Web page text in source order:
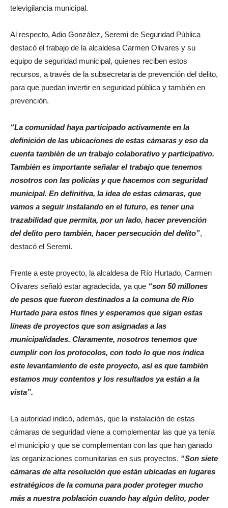
televigilancia municipal.
Al respecto, Adio González, Seremi de Seguridad Pública
destacó el trabajo de la alcaldesa Carmen Olivares y su
equipo de seguridad municipal, quienes reciben estos
recursos, a través de la subsecretaria de prevención del delito,
para que puedan invertir en seguridad pública y también en
prevención.
“La comunidad haya participado activamente en la
definición de las ubicaciones de estas cámaras y eso da
cuenta también de un trabajo colaborativo y participativo.
También es importante señalar el trabajo que tenemos
nosotros con las policías y que hacemos con seguridad
municipal. En definitiva, la idea de estas cámaras, que
vamos a seguir instalando en el futuro, es tener una
trazabilidad que permita, por un lado, hacer prevención
del delito pero también, hacer persecución del delito”,
destacó el Seremi.
Frente a este proyecto, la alcaldesa de Río Hurtado, Carmen
Olivares señaló estar agradecida, ya que “son 50 millones
de pesos que fueron destinados a la comuna de Río
Hurtado para estos fines y esperamos que sigan estas
líneas de proyectos que son asignadas a las
municipalidades. Claramente, nosotros tenemos que
cumplir con los protocolos, con todo lo que nos indica
este levantamiento de este proyecto, así es que también
estamos muy contentos y los resultados ya están a la
vista”.
La autoridad indicó, además, que la instalación de estas
cámaras de seguridad viene a complementar las que ya tenía
el municipio y que se complementan con las que han ganado
las organizaciones comunitarias en sus proyectos. “Son siete
cámaras de alta resolución que están ubicadas en lugares
estratégicos de la comuna para poder proteger mucho
más a nuestra población cuando hay algún delito, poder